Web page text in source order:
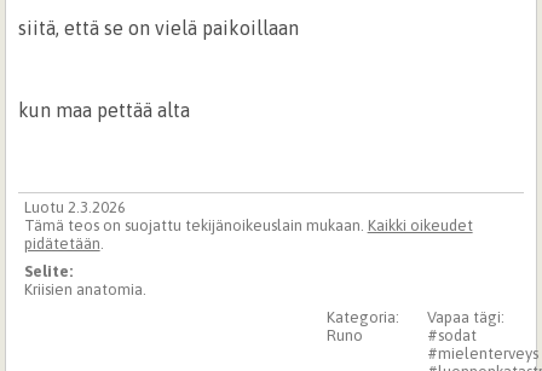
siitä, että se on vielä paikoillaan
kun maa pettää alta
Luotu 2.3.2026
Tämä teos on suojattu tekijänoikeuslain mukaan. Kaikki oikeudet
pidätetään
Selite:
Kriisien anatomia.
Vapaa tägi:
#sodat
#mielenterveys
Kategoria:
Runo